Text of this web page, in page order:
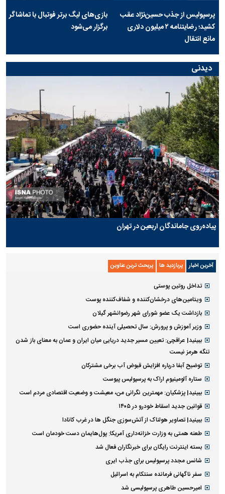
پرسپولیس از جذب حسین‌نژاد عقب
کشید؛ رضایتنامه ۲ میلیون دلاری
مانع انتقال
بازی‌های لیگ برتر فوتبال با تماشاگر
برگزار می‌شود
دیدنی
پیاده‌روی جاماندگان اربعین در تهران
آخرین اخبار پربازدید ها پربحث ترین عناوین
تداخل روتین پوستی
ویتامین‌های درخشان‌کننده و شفاف‌کننده پوست
بازداشت یک عضو شورای شهر رضوانشهر گیلان
وزیر آموزش و پرورش: سال تحصیلی آینده حضوری است
ببینید| عراقچی: تعیین مسیر جدید دریایی میان ایران و عمان به معنای باز شدن
تنگه هرمز نیست
توضیح آبفا درباره افزایش قبوض آب برخی مشترکان
ستاره آلومینیوم اراک به پرسپولیس پیوست
ببینید| پزشکیان: مهمترین نگرانی من، معیشت و وضعیت اقتصادی مردم است
قوانین جدید اسقاط خودرو در ۱۴۰۵
ببینید| تصاویر هولناک از آتش‌سوزی جنگل ها در غرب کانادا
طعنه همتی به وزارت خزانه‌داری آمریکا: پول‌هایمان دست خودمان است
بسته اینترنت رایگان برای خبرنگاران فعال شد
شانس مجدد پرسپولیس برای جذب ایری
سفر ناگهانی فرمانده سنتکام به اسرائیل
امیرحسین طاهری پرسپولیسی شد